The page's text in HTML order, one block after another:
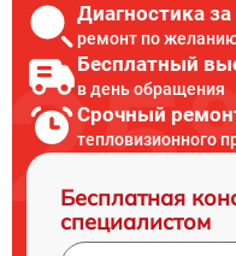
Диагностика
ремонт по
Бесплатный
в день обращения
Срочный
тепловизионного
Бесплатная
специалистом